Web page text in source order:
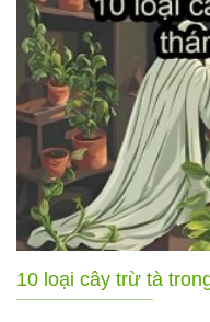
10 loại cây trừ tà